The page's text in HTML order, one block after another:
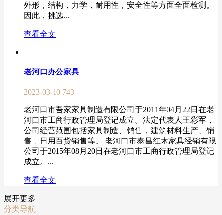
外形，结构，力学，耐用性，安全性等方面全面检测。
因此，挑选...
查看全文
老河口办公家具
2023-03-10 743
老河口市吾家家具制造有限公司于2011年04月22日在老
河口市工商行政管理局登记成立。法定代表人王彩军，
公司经营范围包括家具制造、销售，建筑材料生产、销
售，日用百货销售等。 老河口市泰昌红木家具经销有限
公司于2015年08月20日在老河口市工商行政管理局登记
成立。...
查看全文
展开更多
分类导航